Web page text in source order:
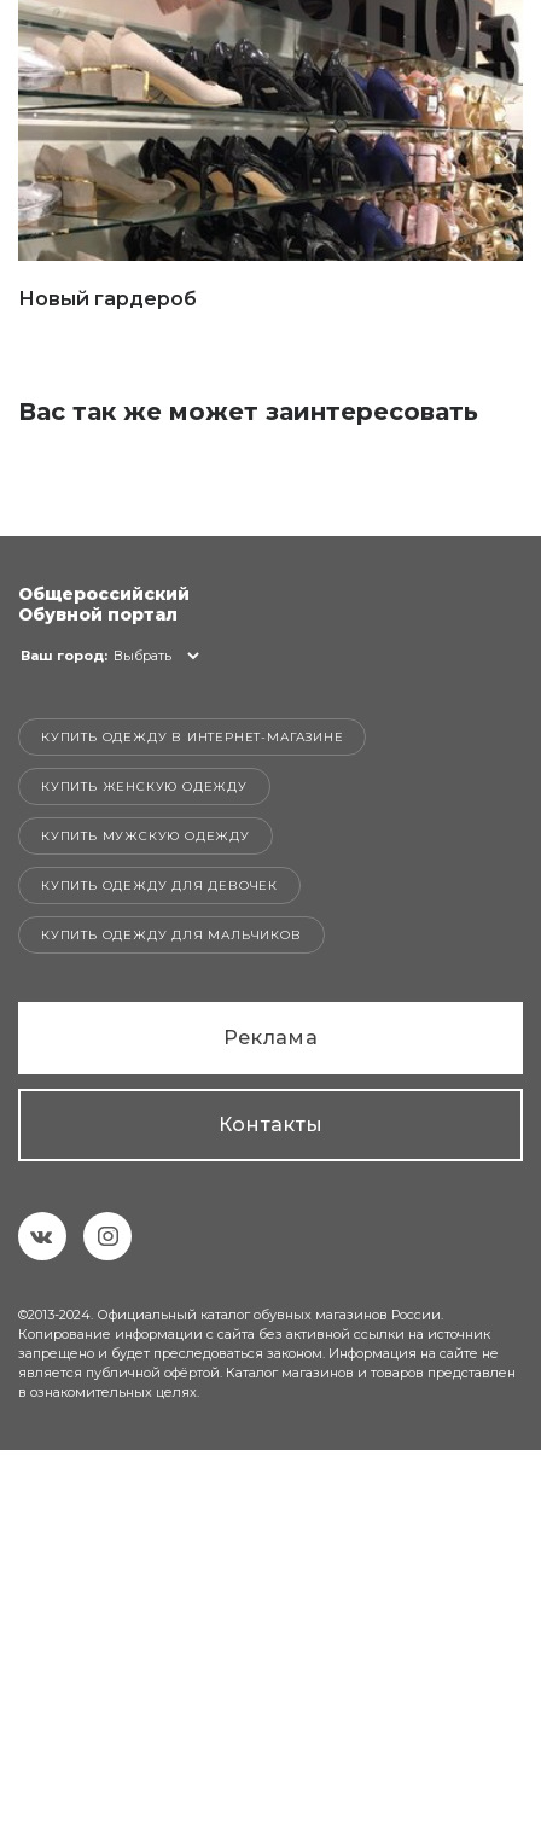
Новый гардероб
Вас так же может заинтересовать
Общероссийский
Обувной портал
Ваш город: Выбрать
КУПИТЬ ОДЕЖДУ В ИНТЕРНЕТ-МАГАЗИНЕ
КУПИТЬ ЖЕНСКУЮ ОДЕЖДУ
КУПИТЬ МУЖСКУЮ ОДЕЖДУ
КУПИТЬ ОДЕЖДУ ДЛЯ ДЕВОЧЕК
КУПИТЬ ОДЕЖДУ ДЛЯ МАЛЬЧИКОВ
Реклама
Контакты
©2013-2024. Официальный каталог обувных магазинов России.
Копирование информации с сайта без активной ссылки на источник
запрещено и будет преследоваться законом. Информация на сайте не
является публичной офёртой. Каталог магазинов и товаров представлен
в ознакомительных целях.